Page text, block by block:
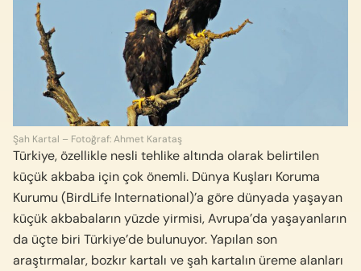
Şah Kartal – Fotoğraf: Ahmet Karataş
Türkiye, özellikle nesli tehlike altında olarak belirtilen
küçük akbaba için çok önemli. Dünya Kuşları Koruma
Kurumu (BirdLife International)’a göre dünyada yaşayan
küçük akbabaların yüzde yirmisi, Avrupa’da yaşayanların
da üçte biri Türkiye’de bulunuyor. Yapılan son
araştırmalar, bozkır kartalı ve şah kartalın üreme alanları